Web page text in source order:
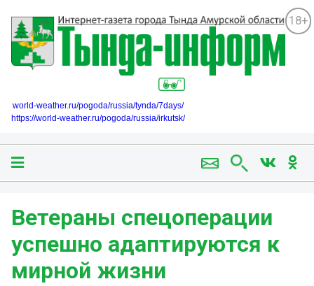
18+
world-weather.ru/pogoda/russia/tynda/7days/
https://world-weather.ru/pogoda/russia/irkutsk/
Ветераны спецоперации
успешно адаптируются к
мирной жизни